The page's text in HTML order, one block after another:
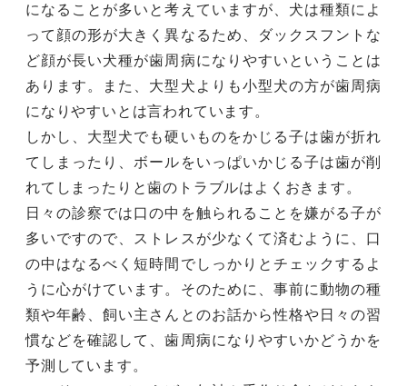
になることが多いと考えていますが、犬は種類によ
って顔の形が大きく異なるため、ダックスフントな
ど顔が長い犬種が歯周病になりやすいということは
あります。また、大型犬よりも小型犬の方が歯周病
になりやすいとは言われています。
しかし、大型犬でも硬いものをかじる子は歯が折れ
てしまったり、ボールをいっぱいかじる子は歯が削
れてしまったりと歯のトラブルはよくおきます。
日々の診察では口の中を触られることを嫌がる子が
多いですので、ストレスが少なくて済むように、口
の中はなるべく短時間でしっかりとチェックするよ
うに心がけています。そのために、事前に動物の種
類や年齢、飼い主さんとのお話から性格や日々の習
慣などを確認して、歯周病になりやすいかどうかを
予測しています。